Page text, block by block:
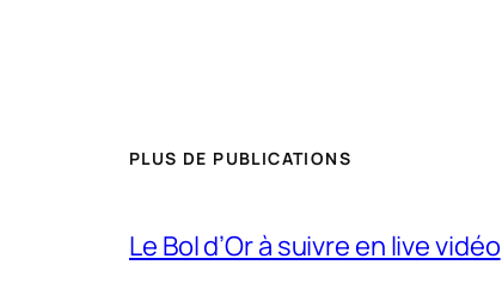
PLUS DE PUBLICATIONS
Le Bol d’Or à suivre en live vidéo